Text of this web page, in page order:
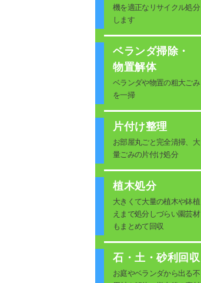
機を適正なリサイクル処分
します
ベランダ掃除・
物置解体
ベランダや物置の粗大ごみ
を一掃
片付け整理
お部屋丸ごと完全清掃、大
量ごみの片付け処分
植木処分
大きくて大量の植木や鉢植
えまで処分しづらい園芸材
もまとめて回収
石・土・砂利回収
お庭やベランダから出る不